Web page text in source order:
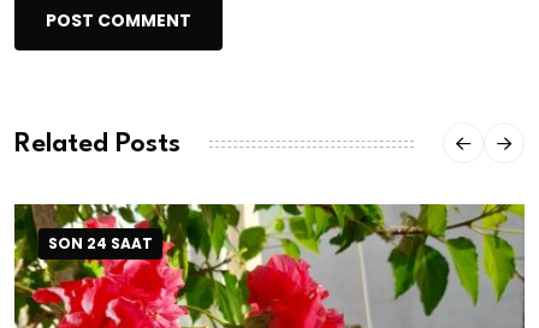
POST COMMENT
Related Posts
SON 24 SAAT